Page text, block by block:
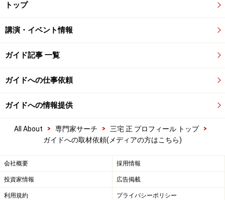
トップ
講演・イベント情報
ガイド記事 一覧
ガイドへの仕事依頼
ガイドへの情報提供
All About > 専門家サーチ > 三宅 正 プロフィール トップ
>
ガイドへの取材依頼(メディアの方はこちら)
会社概要 採用情報
投資家情報 広告掲載
利用規約 プライバシーポリシー